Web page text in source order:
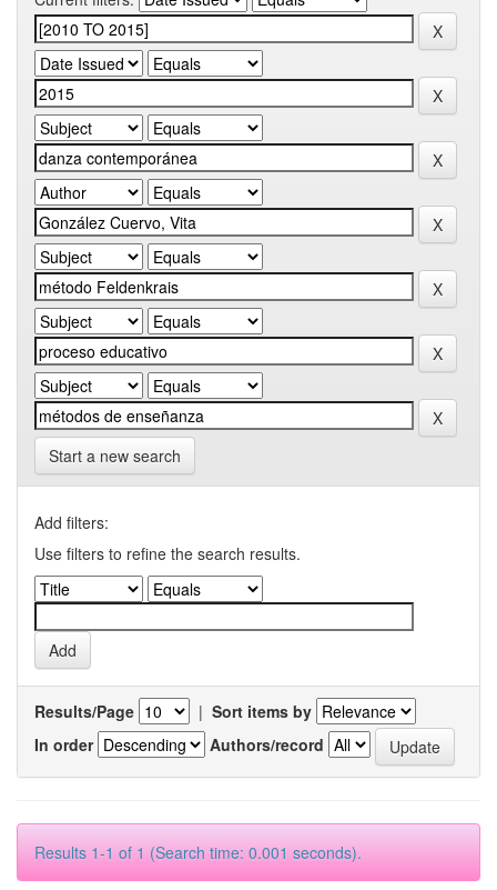
Start a new search
Add filters:
Use filters to refine the search results.
Results/Page | Sort items by
In order
Authors/record
Results 1-1 of 1 (Search time: 0.001 seconds).